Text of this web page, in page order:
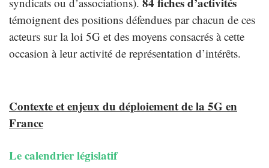
témoignent des positions défendues par chacun de ces
acteurs sur la loi 5G et des moyens consacrés à cette
occasion à leur activité de représentation d’intérêts.
Contexte et enjeux du déploiement de la 5G en
France
Le calendrier législatif